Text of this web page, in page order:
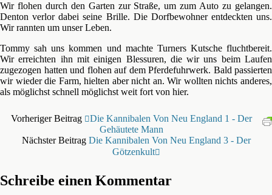
Wir flohen durch den Garten zur Straße, um zum Auto zu gelangen.
Denton verlor dabei seine Brille. Die Dorfbewohner entdeckten uns.
Wir rannten um unser Leben.
Tommy sah uns kommen und machte Turners Kutsche fluchtbereit.
Wir erreichten ihn mit einigen Blessuren, die wir uns beim Laufen
zugezogen hatten und flohen auf dem Pferdefuhrwerk. Bald passierten
wir wieder die Farm, hielten aber nicht an. Wir wollten nichts anderes,
als möglichst schnell möglichst weit fort von hier.
Vorheriger Beitrag
Die Kannibalen Von Neu England 1 - Der
Gehäutete Mann
Nächster Beitrag Die Kannibalen Von Neu England 3 - Der
Götzenkult
Schreibe einen Kommentar